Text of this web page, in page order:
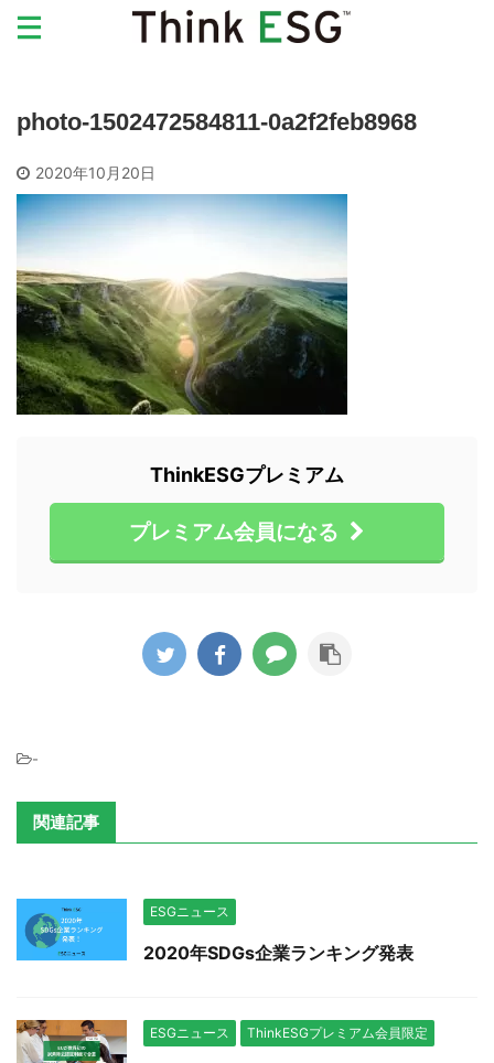
photo-1502472584811-0a2f2feb8968
2020年10月20日
ThinkESGプレミアム
プレミアム会員になる
-
関連記事
ESGニュース
2020年SDGs企業ランキング発表
ESGニュース ThinkESGプレミアム会員限定